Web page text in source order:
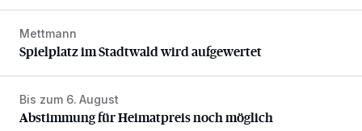
Spielplatz im Stadtwald wird aufgewertet
Mettmann
Spielplatz im Stadtwald wird aufgewertet
Abstimmung für Heimatpreis noch möglich
Bis zum 6. August
Abstimmung für Heimatpreis noch möglich